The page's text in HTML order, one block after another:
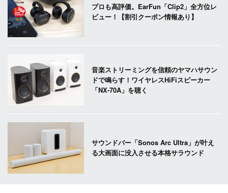
プロも高評価。EarFun「Clip2」全方位レ
ビュー！【割引クーポン情報あり】
音楽ストリーミングを信頼のヤマハサウン
ドで鳴らす！ワイヤレスHiFiスピーカー
「NX-70A」を聴く
サウンドバー「Sonos Arc Ultra」が叶え
る大画面に没入させる本格サラウンド